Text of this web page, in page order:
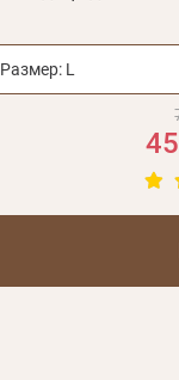
Размер: L